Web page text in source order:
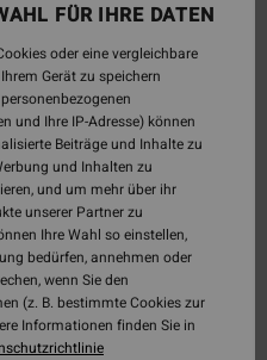
FÜR IHRE DATEN
oder eine vergleichbare
Gerät zu speichern
und Ihre IP-Adresse) können
Beiträge und Inhalte zu
und Inhalten zu
und um mehr über ihr
unserer Partner zu
Ihre Wahl so einstellen,
bedürfen, annehmen oder
wenn Sie den
(z. B. bestimmte Cookies zur
Informationen finden Sie in